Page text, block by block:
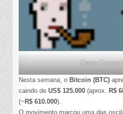
Como
Nesta semana, o Bitcoin (BTC)
caindo deUS$ 125.000 (aprox. R$
(~R$ 610.000).
O movimento marcou uma das